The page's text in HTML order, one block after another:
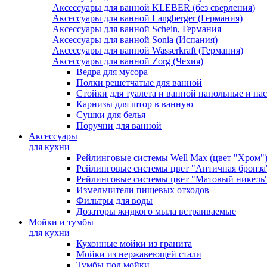
Аксессуары для ванной KLEBER (без сверления)
Аксессуары для ванной Langberger (Германия)
Аксессуары для ванной Schein, Германия
Аксессуары для ванной Sonia (Испания)
Аксессуары для ванной Wasserkraft (Германия)
Аксессуары для ванной Zorg (Чехия)
Ведра для мусора
Полки решетчатые для ванной
Стойки для туалета и ванной напольные и
Карнизы для штор в ванную
Сушки для белья
Поручни для ванной
Аксессуары
для кухни
Рейлинговые системы Well Max (цвет "Хром")
Рейлинговые системы цвет "Античная
Рейлинговые системы цвет "Матовый
Измельчители пищевых отходов
Фильтры для воды
Дозаторы жидкого мыла встраиваемые
Мойки и тумбы
для кухни
Кухонные мойки из гранита
Мойки из нержавеющей стали
Тумбы под мойки